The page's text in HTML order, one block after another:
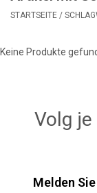
Lookbooks
STARTSEITE /
Keine Produkte
Volg
Melden